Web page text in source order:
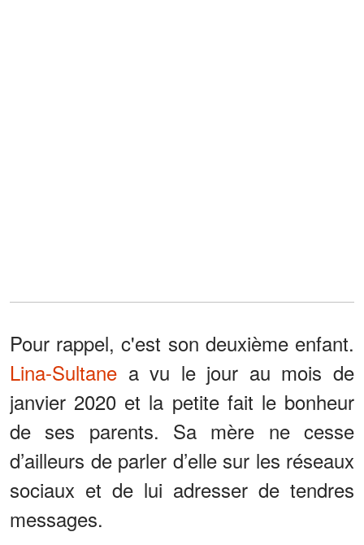
Pour rappel, c'est son deuxième enfant.
Lina-Sultane a vu le jour au mois de
janvier 2020 et la petite fait le bonheur
de ses parents. Sa mère ne cesse
d’ailleurs de parler d’elle sur les réseaux
sociaux et de lui adresser de tendres
messages.